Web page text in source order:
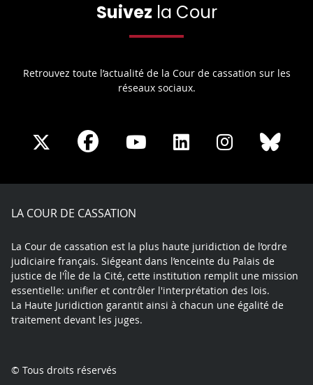
Suivez la Cour
Retrouvez toute l’actualité de la Cour de cassation sur les
réseaux sociaux.
Share
X
Share
Facebook
Share
Youtube
Share
LinkedIn
Share
Instagram
LA COUR DE CASSATION
La Cour de cassation est la plus haute juridiction de l’ordre
judiciaire français. Siégeant dans l’enceinte du Palais de
justice de l'Île de la Cité, cette institution remplit une mission
essentielle: unifier et contrôler l'interprétation des lois.
La Haute Juridiction garantit ainsi à chacun une égalité de
traitement devant les juges.
© Tous droits réservés